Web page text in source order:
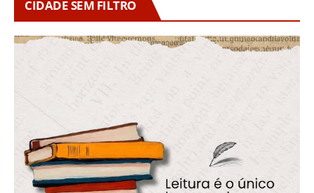
CIDADE SEM FILTRO